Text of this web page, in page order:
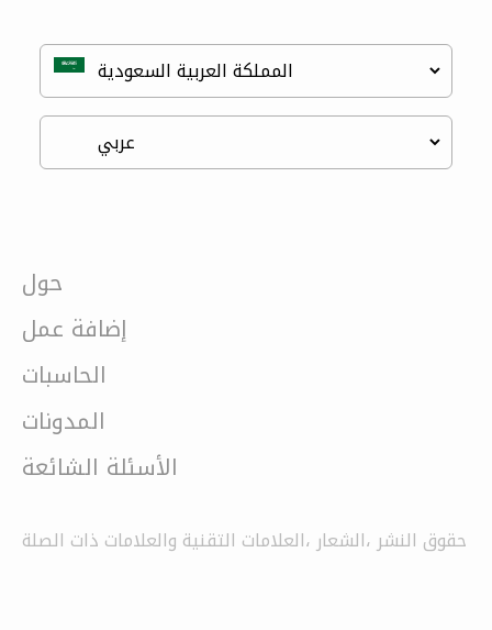
حول
إضافة عمل
الحاسبات
المدونات
الأسئلة الشائعة
حقوق النشر ،الشعار ،العلامات التقنية والعلامات ذات الصلة